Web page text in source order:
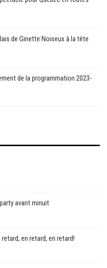
de Ginette Noiseux à la tête
de la programmation 2023-
avant minuit
en retard, en retard!